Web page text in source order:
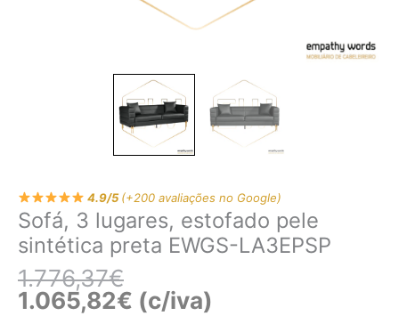
4.9/5(+200 avaliações no Google)
Sofá, 3 lugares, estofado pele
sintética preta EWGS-LA3EPSP
1.776,37€
1.065,82€ (c/iva)